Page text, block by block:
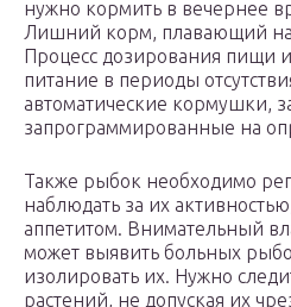
нужно кормить в вечернее
Лишний корм, плавающий на
Процесс дозирования пищи
питание в периоды
автоматические кормушки,
запрограммированные на
Также рыбок необходимо
наблюдать за их
аппетитом. Внимательный
может выявить больных
изолировать их. Нужно
растений, не допуская их